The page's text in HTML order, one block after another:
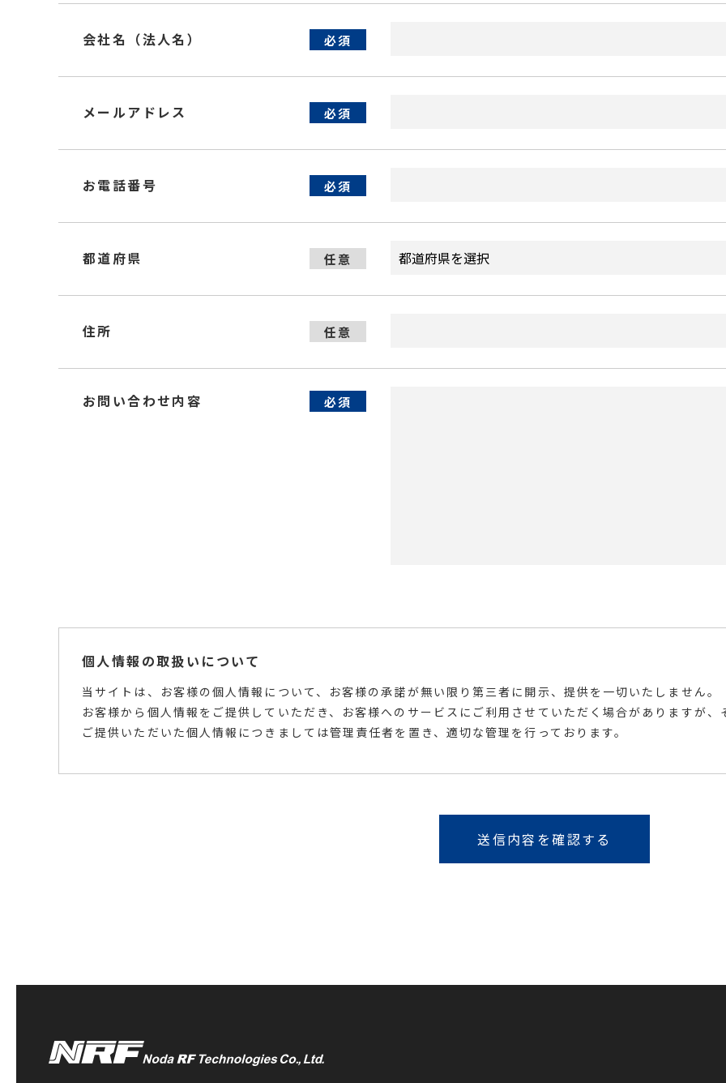
会社名（法人名） 必須
メールアドレス 必須
お電話番号 必須
都道府県 任意
住所 任意
お問い合わせ内容 必須
個人情報の取扱いについて
当サイトは、お客様の個人情報について、お客様の承諾が無い限り第三者に開示、提供を一切いたしません。
お客様から個人情報をご提供していただき、お客様へのサービスにご利用させていただく場合がありますが、
ご提供いただいた個人情報につきましては管理責任者を置き、適切な管理を行っております。
送信内容を確認する